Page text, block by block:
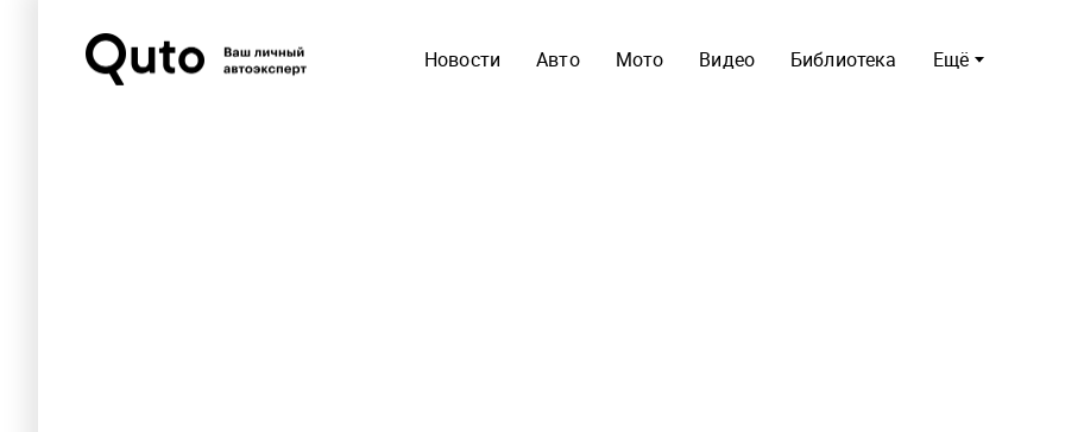
Ещё
Новости Авто Мото Видео Библиотека